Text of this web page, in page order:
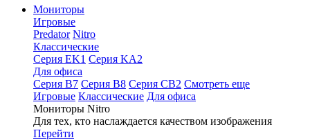
Мониторы
Игровые
Predator Nitro
Классические
Серия EK1 Серия KA2
Для офиса
Серия B7 Серия B8 Серия CB2 Смотреть еще
Игровые Классические Для офиса
Мониторы Nitro
Для тех, кто наслаждается качеством изображения
Перейти